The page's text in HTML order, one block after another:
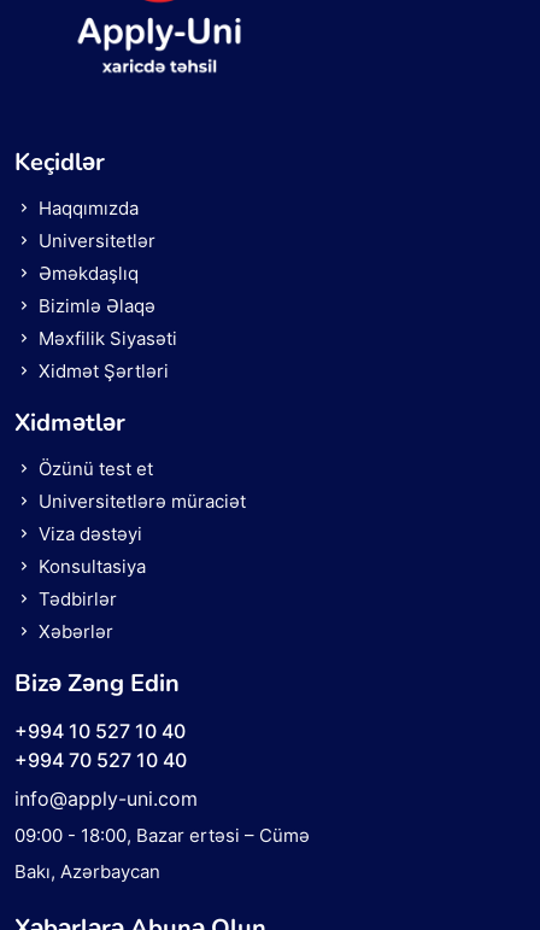
Keçidlər
Haqqımızda
Universitetlər
Əməkdaşlıq
Bizimlə Əlaqə
Məxfilik Siyasəti
Xidmət Şərtləri
Xidmətlər
Özünü test et
Universitetlərə müraciət
Viza dəstəyi
Konsultasiya
Tədbirlər
Xəbərlər
Bizə Zəng Edin
+994 10 527 10 40
+994 70 527 10 40
info@apply-uni.com
09:00 - 18:00, Bazar ertəsi – Cümə
Bakı, Azərbaycan